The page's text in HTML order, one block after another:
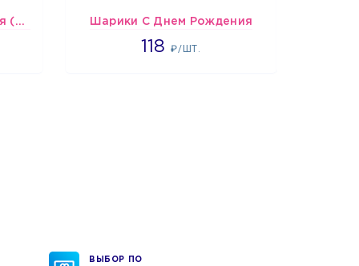
Шарики С Днем Рождения (мишки и тортики) Шарики С Днем Рождения
118₽/ШТ.
1808
ВЫБОР ПО